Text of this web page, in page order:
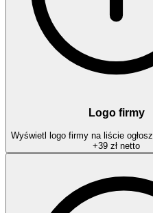
Logo firmy
Wyświetl logo firmy na liście
+39 zł netto